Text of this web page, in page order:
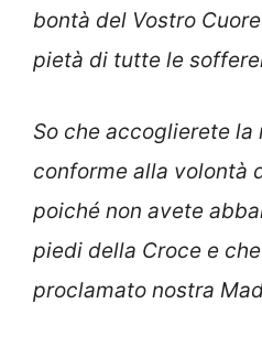
bontà del Vostro
pietà di tutte le
So che accoglierete la
conforme alla volontà
poiché non avete
piedi della Croce e
proclamato nostra